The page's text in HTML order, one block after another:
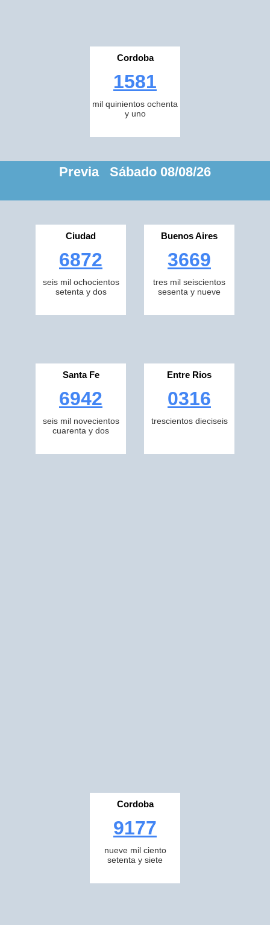
Cordoba
1581
mil quinientos ochenta
y uno
Previa Sábado 08/08/26
Ciudad
6872
seis mil ochocientos
setenta y dos
Buenos Aires
3669
tres mil seiscientos
sesenta y nueve
Santa Fe
6942
seis mil novecientos
cuarenta y dos
Entre Rios
0316
trescientos dieciseis
Cordoba
9177
nueve mil ciento
setenta y siete